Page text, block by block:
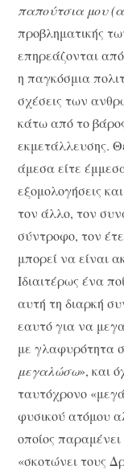
παπούτσια μου
προβληματικής
επηρεάζονται
η παγκόσμια
σχέσεις των
κάτω από το
εκμετάλλευσης.
άμεσα είτε
εξομολογήσεις
τον άλλο, τον
σύντροφο, τον
μπορεί να είναι
Ιδιαιτέρως ένα
αυτή τη διαρκή
εαυτό για να
με γλαφυρότητα
μεγαλώσω», και
ταυτόχρονο
φυσικού ατόμου
οποίος
«σκοτώνει τους